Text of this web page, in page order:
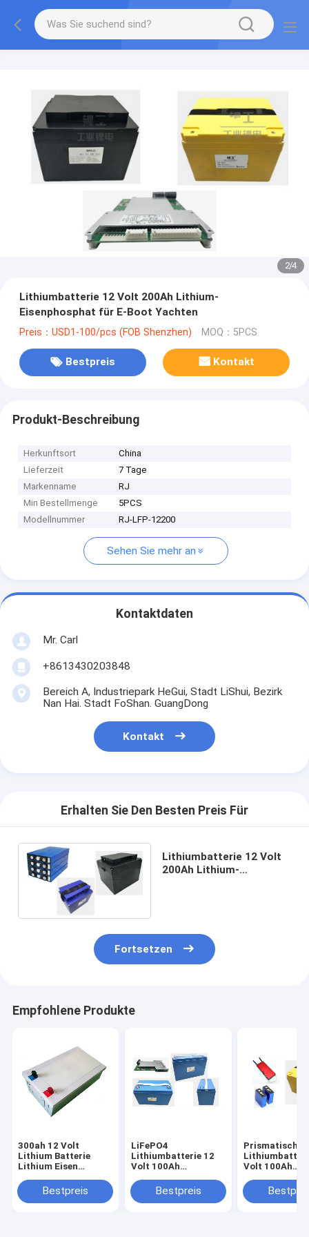
2/4
Lithiumbatterie 12 Volt 200Ah Lithium-
Eisenphosphat für E-Boot Yachten
Preis：USD1-100/pcs (FOB Shenzhen) MOQ：5PCS
Bestpreis Kontakt
Produkt-Beschreibung
Herkunftsort
China
Lieferzeit
7 Tage
Markenname
RJ
Min Bestellmenge
5PCS
Modellnummer
RJ-LFP-12200
Sehen Sie mehr an
Kontaktdaten
Mr. Carl
+8613430203848
Bereich A, Industriepark HeGui, Stadt LiShui, Bezirk
Nan Hai. Stadt FoShan. GuangDong
Kontakt
Erhalten Sie Den Besten Preis Für
Lithiumbatterie 12 Volt
200Ah Lithium-
Fortsetzen
Empfohlene Produkte
300ah 12 Volt
Lithium Batterie
Lithium Eisen
RV AGV Golf Wagen
Solar
Bestpreis
LiFePO4
Lithiumbatterie 12
Volt 100Ah
für Wohnwagen
Bestpreis
Prismatische
Volt 100Ah
für